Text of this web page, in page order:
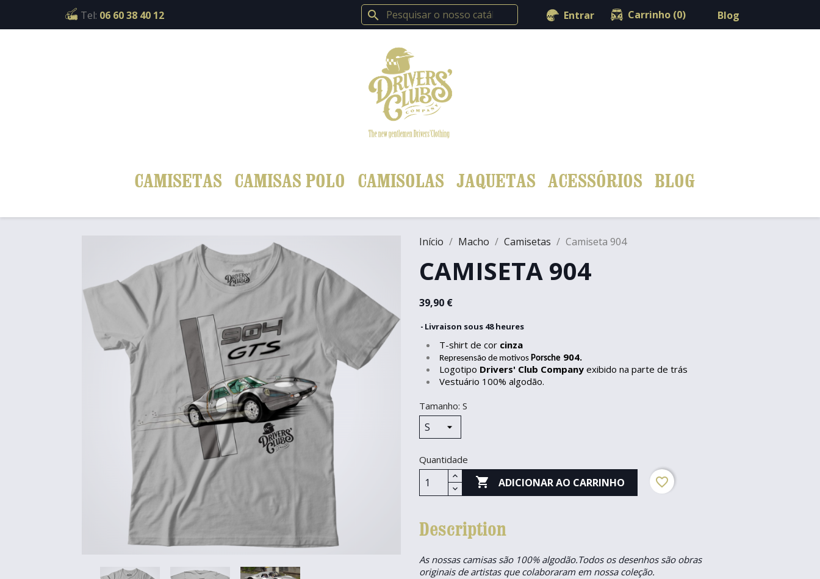
Tel: 06 60 38 40 12 search  Entrar shopping_cart Carrinho (0) Blog
CAMISETAS CAMISAS POLO CAMISOLAS JAQUETAS ACESSÓRIOS BLOG
Início Macho Camisetas Camiseta 904
CAMISETA 904
39,90 €
Livraison sous 48 heures
T-shirt de cor cinza
Represensão de motivos Porsche 904.
Logotipo Drivers' Club Company exibido na parte de trás
Vestuário 100% algodão.
Tamanho: S
Quantidade
 ADICIONAR AO CARRINHO favorite_border
Description
As nossas camisas são 100% algodão.Todos os desenhos são obras
originais de artistas que colaboraram em nossa coleção.
Cookies management panel